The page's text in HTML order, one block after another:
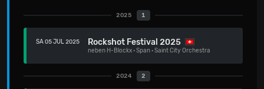
2025 1
SA 05 JUL 2025 Rockshot Festival 2025
neben H-Blockx·Span·Saint City Orchestra
2024 2